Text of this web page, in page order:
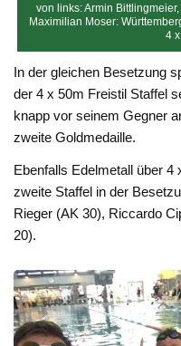
von links: Armin
Maximilian Moser:
4
In der gleichen Besetzung
der 4 x 50m Freistil Staffel
knapp vor seinem Gegner
zweite Goldmedaille.
Ebenfalls Edelmetall über 4
zweite Staffel in der
Rieger (AK 30), Riccardo
20).